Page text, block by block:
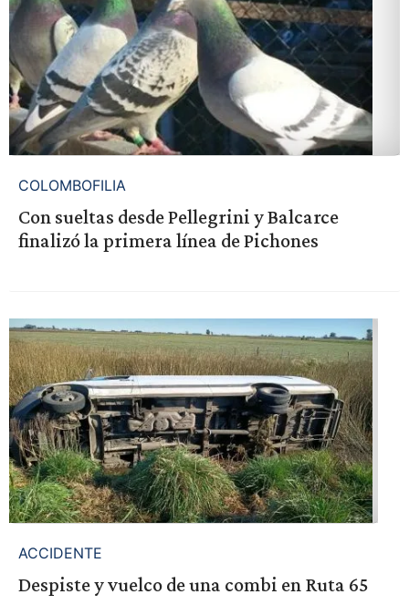
COLOMBOFILIA
Con sueltas desde Pellegrini y Balcarce
finalizó la primera línea de Pichones
ACCIDENTE
Despiste y vuelco de una combi en Ruta 65